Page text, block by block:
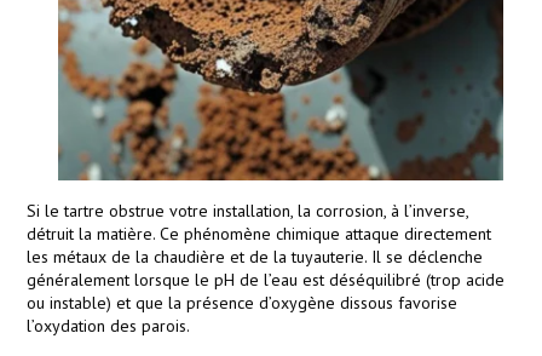
Si le tartre obstrue votre installation, la corrosion, à l’inverse,
détruit la matière. Ce phénomène chimique attaque directement
les métaux de la chaudière et de la tuyauterie. Il se déclenche
généralement lorsque le pH de l’eau est déséquilibré (trop acide
ou instable) et que la présence d’oxygène dissous favorise
l’oxydation des parois.